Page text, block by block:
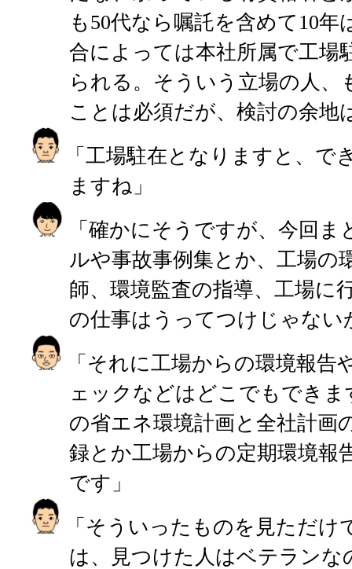
も50代なら嘱託を含めて10年
合によっては本社所属で工場
られる。そういう立場の人、
ことは必須だが、検討の余地
「工場駐在となりますと、で
ますね」
「確かにそうですが、今回ま
ルや事故事例集とか、工場の
師、環境監査の指導、工場に
の仕事はうってつけじゃない
「それに工場からの環境報告
ェックなどはどこでもでき
の省エネ環境計画と全社計画
録とか工場からの定期環境報
です」
「そういったものを見ただけ
は、見つけた人はベテランな